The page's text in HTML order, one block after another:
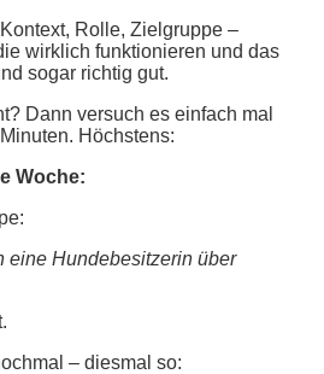
Rolle, Zielgruppe –
wirklich funktionieren und das
sogar richtig gut.
Dann versuch es einfach mal
Höchstens:
Woche:
eine Hundebesitzerin über
– diesmal so: